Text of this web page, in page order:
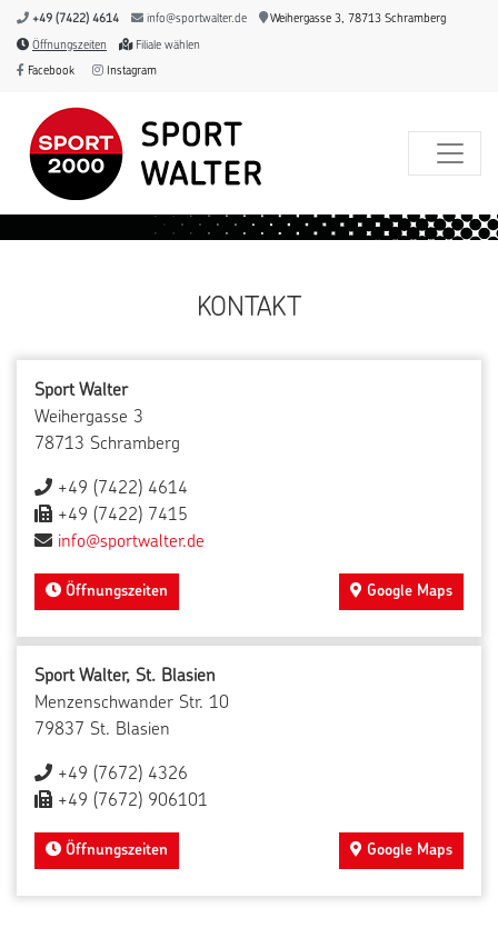
+49 (7422) 4614 info@sportwalter.de Weihergasse 3, 78713 Schramberg
Öffnungszeiten Filiale wählen
Facebook Instagram
KONTAKT
Sport Walter
Weihergasse 3
78713 Schramberg
+49 (7422) 4614
+49 (7422) 7415
info@sportwalter.de
Öffnungszeiten Google Maps
Sport Walter, St. Blasien
Menzenschwander Str. 10
79837 St. Blasien
+49 (7672) 4326
+49 (7672) 906101
Öffnungszeiten Google Maps